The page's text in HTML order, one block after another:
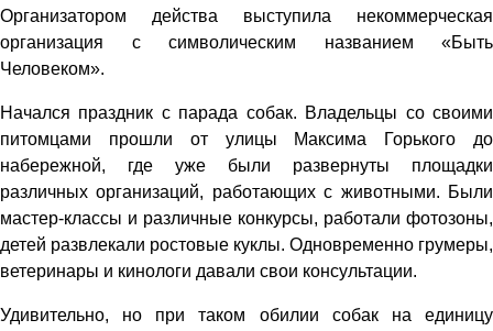
Организатором действа выступила некоммерческая
организация с символическим названием «Быть
Человеком».
Начался праздник с парада собак. Владельцы со своими
питомцами прошли от улицы Максима Горького до
набережной, где уже были развернуты площадки
различных организаций, работающих с животными. Были
мастер-классы и различные конкурсы, работали фотозоны,
детей развлекали ростовые куклы. Одновременно грумеры,
ветеринары и кинологи давали свои консультации.
Удивительно, но при таком обилии собак на единицу